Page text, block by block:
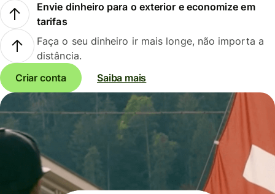
Envie dinheiro para o exterior e economize em
tarifas
Faça o seu dinheiro ir mais longe, não importa a
distância.
Criar conta
Saiba mais